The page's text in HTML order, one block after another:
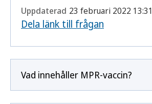
Uppdaterad 23 februari 2022 13:31
Dela länk till frågan
Vad innehåller MPR-vaccin?